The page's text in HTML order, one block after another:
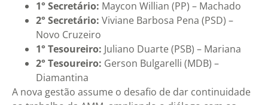
1° Secretário: Maycon Willian (PP) – Machado
2° Secretário: Viviane Barbosa Pena (PSD) –
Novo Cruzeiro
1° Tesoureiro: Juliano Duarte (PSB) – Mariana
2° Tesoureiro: Gerson Bulgarelli (MDB) –
Diamantina
A nova gestão assume o desafio de dar continuidade